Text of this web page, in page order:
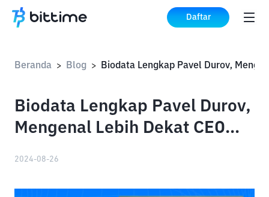
Daftar
Beranda > Blog >
Biodata Lengkap Pavel Durov,
Mengenal Lebih Dekat CEO
2024-08-26